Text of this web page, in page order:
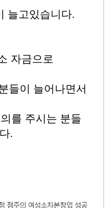
늘고있습니다.
자금으로
들이 늘어나면서
를 주시는 분들
.